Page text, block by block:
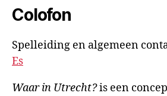
Colofon
Spelleiding en algemeen
Es
Waar in Utrecht?is een